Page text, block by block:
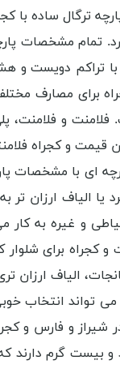
ترگال ساده با
تمام مشخصات
دویست و
برای مصارف
و فلامنت،
قیمت و کجراه
ای با مشخصات
الیاف ارزان تر
و غیره به کار
برای شلوار
الیاف ارزان تری
می تواند انتخاب
و فارس و
بیست گرم دارند